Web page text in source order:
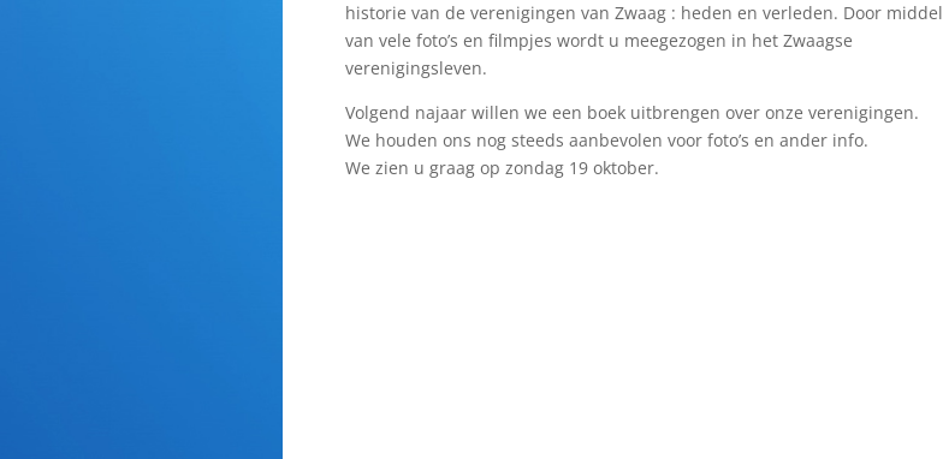
historie van de verenigingen van Zwaag : heden en verleden. Door middel
van vele foto’s en filmpjes wordt u meegezogen in het Zwaagse
verenigingsleven.
Volgend najaar willen we een boek uitbrengen over onze verenigingen.
We houden ons nog steeds aanbevolen voor foto’s en ander info.
We zien u graag op zondag 19 oktober.